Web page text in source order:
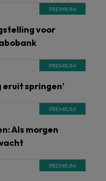
voor
eruit springen’
Als morgen